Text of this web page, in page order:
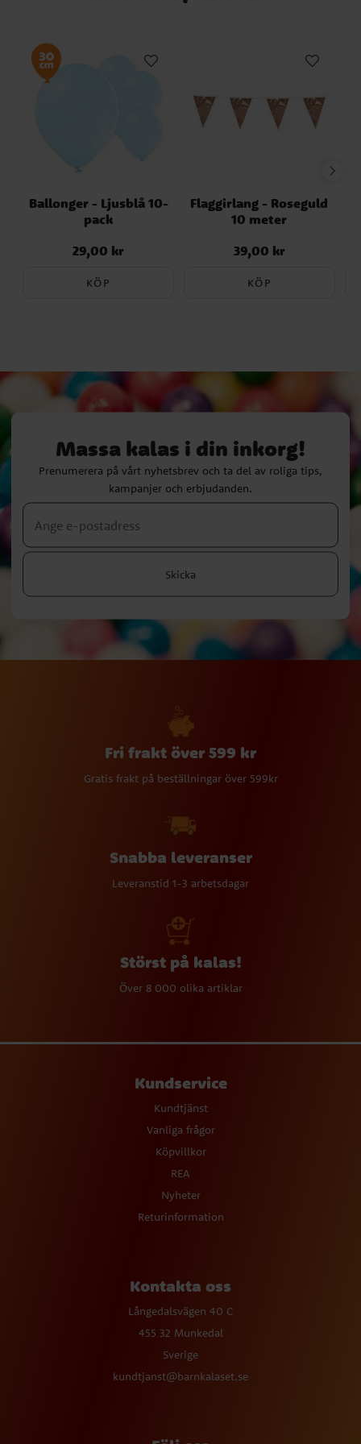
Ballonger - Ljusblå 10-
pack
Pris:29,00 kr
29,00 kr
KÖP
Flaggirlang - Roseguld
10 meter
Pris:39,00 kr
39,00 kr
KÖP
Massa kalas i din inkorg!
Prenumerera på vårt nyhetsbrev och ta del av roliga tips,
kampanjer och erbjudanden.
Skicka
Fri frakt över 599 kr
Gratis frakt på beställningar över 599kr
Snabba leveranser
Leveranstid 1-3 arbetsdagar
Störst på kalas!
Över 8 000 olika artiklar
Kundservice
Kundtjänst
Vanliga frågor
Köpvillkor
REA
Nyheter
Returinformation
Kontakta oss
Långedalsvägen 40 C
455 32 Munkedal
Sverige
kundtjanst@barnkalaset.se